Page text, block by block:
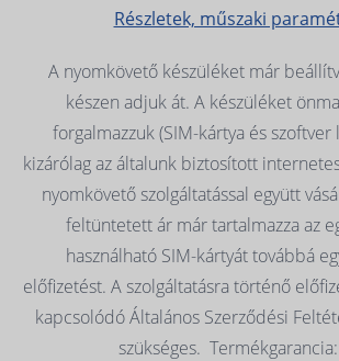
Részletek, műszaki
A nyomkövető készüléket már
készen adjuk át. A készüléket
forgalmazzuk (SIM-kártya és szoftver
kizárólag az általunk biztosított
nyomkövető szolgáltatással együtt
feltüntetett ár már tartalmazza az
használható SIM-kártyát továbbá
előfizetést. A szolgáltatásra történő
kapcsolódó Általános Szerződési
szükséges.